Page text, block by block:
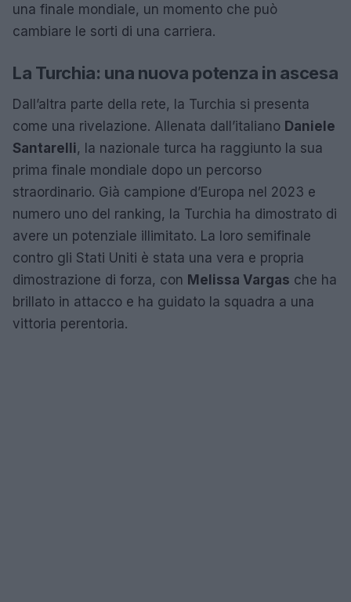
una finale mondiale, un momento che può
cambiare le sorti di una carriera.
La Turchia: una nuova potenza in ascesa
Dall’altra parte della rete, la Turchia si presenta
come una rivelazione. Allenata dall’italiano Daniele
Santarelli, la nazionale turca ha raggiunto la sua
prima finale mondiale dopo un percorso
straordinario. Già campione d’Europa nel 2023 e
numero uno del ranking, la Turchia ha dimostrato di
avere un potenziale illimitato. La loro semifinale
contro gli Stati Uniti è stata una vera e propria
dimostrazione di forza, con Melissa Vargas che ha
brillato in attacco e ha guidato la squadra a una
vittoria perentoria.